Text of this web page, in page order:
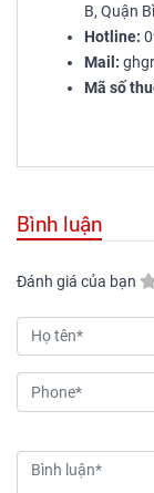
B, Quận
Hotline:
Mail:
Mã số
Bình luận
Đánh giá của bạn